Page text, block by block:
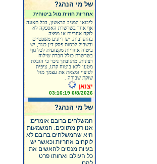
של מי הנהג?
אחריות חוזית מול ביטוחית
ליבואן המגיב הראשון, בכל תאונה
אף אחד בשרשרת האספקה לא
לוקח אחריות או מפצה
בהתנדבות. יש דיונים משפטיים
ובשביל לכסות פסק דין כנגד, יש
ביטוח אחריות מקצועית לכל גוף
בשרשרת כולל חברת שילוח
רצינית. מתגובתך ניכר כי הובלת
מטען ללא ביטוח קרגו, ציפית
לפיצוי ומצאת את עצמך מול
שוקת שבורה .
יצואן
6/8/2026 03:16:19
של מי הנהג?
המשלחים ברובם אומרים:
אנו רק מתווכים. המשמעות
היא שהמשלחים ברובם לא
לוקחים אחריות וכאשר יש
בעיות מנסים להאשים את
כל העולם ואחותו פרט